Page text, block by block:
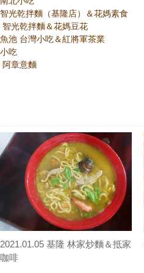
光乾拌麵（基隆店）＆花媽素食
光乾拌麵＆花媽豆花
池 台灣小吃＆紅將軍茶業
吃
章意麵
2021.01.05 基隆 林家炒麵＆抵家
咖啡